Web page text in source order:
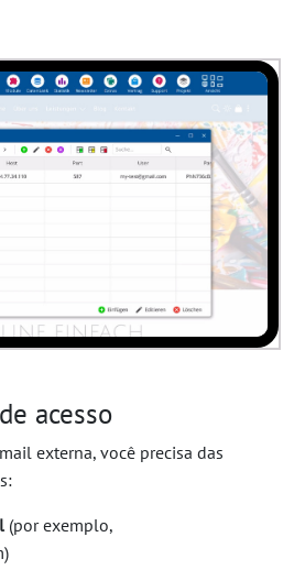
acesso
externa, você precisa das
(por exemplo,